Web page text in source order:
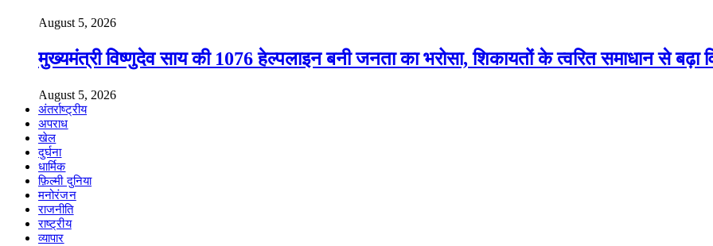
August 5, 2026
मुख्यमंत्री विष्णुदेव साय की 1076 हेल्पलाइन बनी जनता का भरोसा, शिकायतों के त्वरित समाधान से बढ़ा
August 5, 2026
अंतर्राष्ट्रीय
अपराध
खेल
दुर्घना
धार्मिक
फ़िल्मी दुनिया
मनोरंजन
राजनीति
राष्ट्रीय
व्यापार